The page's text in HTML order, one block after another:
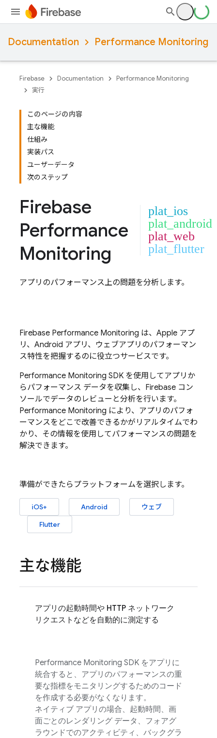
Documentation Performance Monitoring
Firebase Documentation
Performance Monitoring
実行
このページの内容
主な機能
仕組み
実装パス
ユーザーデータ
次のステップ
Firebase
Performance
Monitoring
plat_ios
plat_android
plat_web
plat_flutter
アプリのパフォーマンス上の問題を分析します。
Firebase Performance Monitoring は、Apple アプ
リ、Android アプリ、ウェブアプリのパフォーマン
ス特性を把握するのに役立つサービスです。
Performance Monitoring SDK を使用してアプリか
らパフォーマンス データを収集し、 Firebase コン
ソールでデータのレビューと分析を行います。
Performance Monitoring により、アプリのパフォ
ーマンスをどこで改善できるかがリアルタイムでわ
かり、その情報を使用してパフォーマンスの問題を
解決できます。
準備ができたらプラットフォームを選択します。
iOS+ Android
ウェブ
Flutter
主な機能
アプリの起動時間や HTTP ネットワーク
リクエストなどを自動的に測定する
Performance Monitoring SDK をアプリに
統合すると、アプリのパフォーマンスの重
要な指標をモニタリングするためのコード
を作成する必要がなくなります。
ネイティブ アプリの場合、起動時間、画
面ごとのレンダリング データ、フォアグ
ラウンドでのアクティビティ、バックグラ